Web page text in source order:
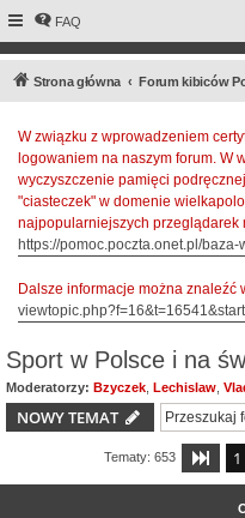
FAQ
Strona główna
W związku z wprowadzeniem
logowaniem na naszym forum. W
wyczyszczenie pamięci
"ciasteczek" w domenie
najpopularniejszych przeglądarek
https://pomoc.poczta.onet.pl/
Dalsze informacje można znaleźć
Sport w Polsce i na
Moderatorzy: Bzyczek Lechislaw
NOWY TEMAT
Tematy: 653 1